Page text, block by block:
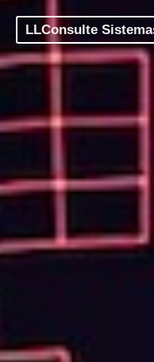
LLConsulte